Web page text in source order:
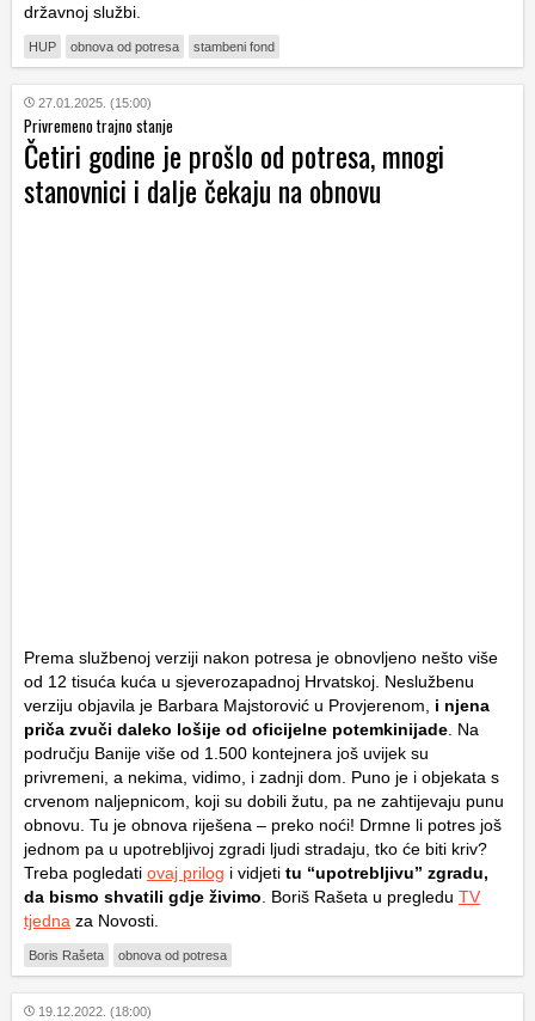
državnoj službi.
HUP obnova od potresa stambeni fond
27.01.2025. (15:00)
Privremeno trajno stanje
Četiri godine je prošlo od potresa, mnogi
stanovnici i dalje čekaju na obnovu
Prema službenoj verziji nakon potresa je obnovljeno nešto više
od 12 tisuća kuća u sjeverozapadnoj Hrvatskoj. Neslužbenu
verziju objavila je Barbara Majstorović u Provjerenom,
i njena
priča zvuči daleko lošije od oficijelne potemkinijade . Na
području Banije više od 1.500 kontejnera još uvijek su
privremeni, a nekima, vidimo, i zadnji dom. Puno je i objekata s
crvenom naljepnicom, koji su dobili žutu, pa ne zahtijevaju punu
obnovu. Tu je obnova riješena – preko noći! Drmne li potres još
jednom pa u upotrebljivoj zgradi ljudi stradaju, tko će biti kriv?
Treba pogledati ovaj prilog i vidjeti tu “upotrebljivu” zgradu,
da bismo shvatili gdje živimo . Boriš Rašeta u pregledu TV
tjedna za Novosti.
Boris Rašeta obnova od potresa
19.12.2022. (18:00)